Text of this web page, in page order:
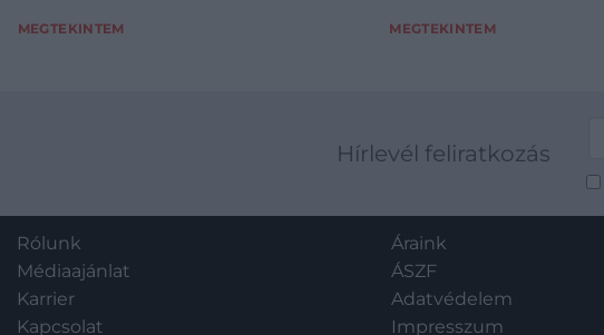
MEGTEKINTEM MEGTEKINTEM
Hírlevél feliratkozás
Rólunk
Médiaajánlat
Karrier
Kapcsolat
Áraink
ÁSZF
Adatvédelem
Impresszum